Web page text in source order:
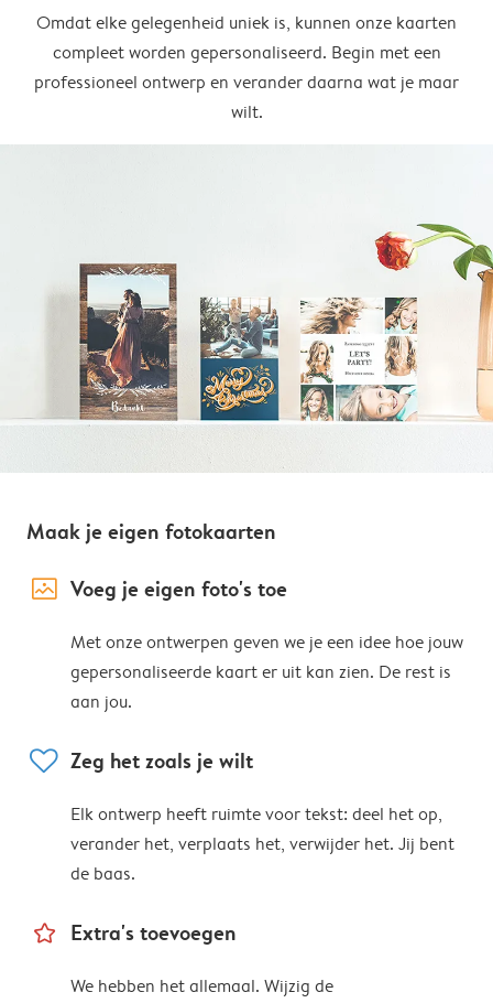
Omdat elke gelegenheid uniek is, kunnen onze kaarten
compleet worden gepersonaliseerd. Begin met een
professioneel ontwerp en verander daarna wat je maar
wilt.
Maak je eigen fotokaarten
image_placeholder Voeg je eigen foto's toe
Met onze ontwerpen geven we je een idee hoe jouw
gepersonaliseerde kaart er uit kan zien. De rest is
aan jou.
heart Zeg het zoals je wilt
Elk ontwerp heeft ruimte voor tekst: deel het op,
verander het, verplaats het, verwijder het. Jij bent
de baas.
star_outline Extra's toevoegen
We hebben het allemaal. Wijzig de